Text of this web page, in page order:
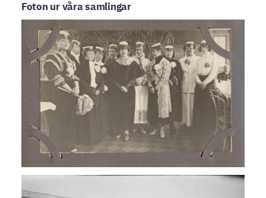
Foton ur våra samlingar